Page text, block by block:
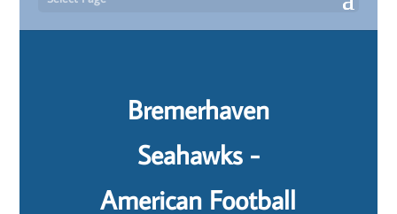
Bremerhaven
Seahawks -
American Football